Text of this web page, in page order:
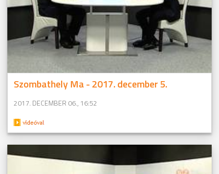
Szombathely Ma - 2017. december 5.
2017. DECEMBER 06., 16:52